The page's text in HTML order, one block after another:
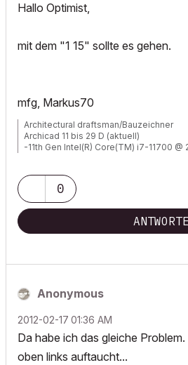
Hallo Optimist,
mit dem "1 15" sollte es gehen.
mfg, Markus70
Architectural draftsman/Bauzeichner
Archicad 11 bis 29 D (aktuell)
-11th Gen Intel(R) Core(TM) i7-11700 @
-NVIDIA Quadro RTX 4000
-Canon TM 300 + Scanner
0
Anonymous
‎2012-02-17 01:36 AM
Da habe ich das gleiche
oben links auftaucht...